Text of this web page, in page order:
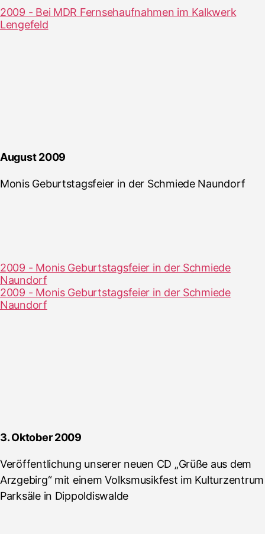
2009 - Bei MDR Fernsehaufnahmen im Kalkwerk
Lengefeld
August 2009
Monis Geburtstagsfeier in der Schmiede Naundorf
2009 - Monis Geburtstagsfeier in der Schmiede
Naundorf
2009 - Monis Geburtstagsfeier in der Schmiede
Naundorf
3. Oktober 2009
Veröffentlichung unserer neuen CD „Grüße aus dem
Arzgebirg“ mit einem Volksmusikfest im Kulturzentrum
Parksäle in Dippoldiswalde